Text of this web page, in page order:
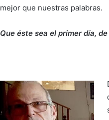
mejor que nuestras palabras.
Que éste sea el primer día,